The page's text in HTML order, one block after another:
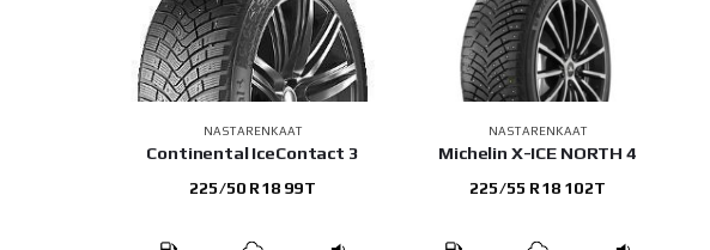
NASTARENKAAT
Continental IceContact 3
225/50 R18 99T
NASTARENKAAT
Michelin X-ICE NORTH 4
225/55 R18 102T